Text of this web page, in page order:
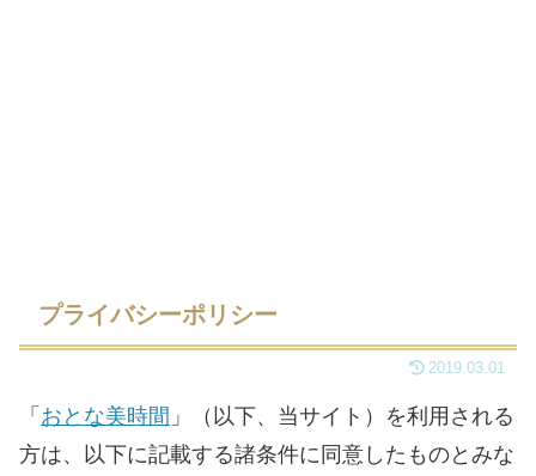
プライバシーポリシー
2019.03.01
「 おとな美時間 」（以下、当サイト）を利用される
方は、以下に記載する諸条件に同意したものとみな